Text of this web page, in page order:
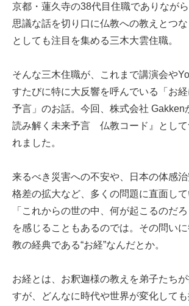
京都・蓮久寺の38代目住職でありなが
思議な話を切り口に仏教への教えとつな
としても注目を集める三木大雲住職。
そんな三木住職が、これまで講演会や
すたびに特に大反響を呼んでいる「お
予言」のお話。今回、株式会社 Gakken
読み解く未来予言 仏教コード』として
れました。
来るべき災害への不安や、日本の体感
格差の拡大など、多くの問題に直面して
「これからの世の中、何が起こるのだ
を感じることもあるのでは。その問い
教の経典である“お経”なんだとか。
お経とは、お釈迦様の教えを弟子たち
すが、どんなに時代や世界が変化して